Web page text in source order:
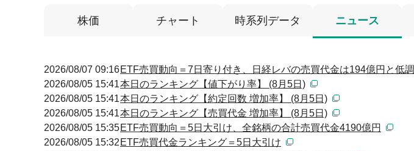
株価 チャート 時系列データ ニュース
2026/08/07 09:16ETF売買動向＝7日寄り付き、日経レバの売買代金は194億円と低調
2026/08/05 15:41本日のランキング【値下がり率】 (8月5日)
2026/08/05 15:41本日のランキング【約定回数 増加率】 (8月5日)
2026/08/05 15:41本日のランキング【売買代金 増加率】 (8月5日)
2026/08/05 15:35ETF売買動向＝5日大引け、全銘柄の合計売買代金4190億円
2026/08/05 15:32 ETF売買代金ランキング＝5日大引け